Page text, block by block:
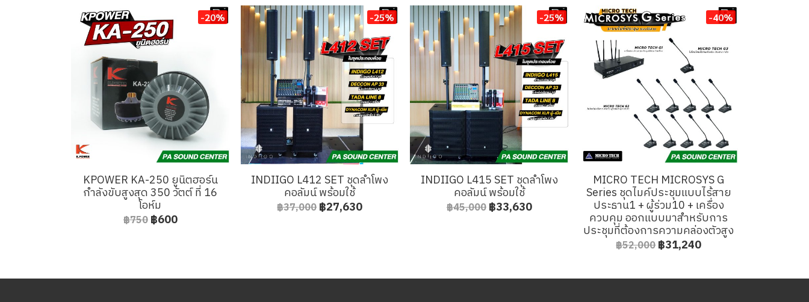
-20%
KPOWER KA-250 ยูนิตฮอร์น
กำลังขับสูงสุด 350 วัตต์ ที่ 16
โอห์ม
฿750฿600
-25%
INDIIGO L412 SET ชุดลำโพง
คอลัมน์ พร้อมใช้
฿37,000฿27,630
-25%
INDIIGO L415 SET ชุดลำโพง
คอลัมน์ พร้อมใช้
฿45,000฿33,630
-40%
MICRO TECH MICROSYS G
Series ชุดไมค์ประชุมแบบไร้สาย
ประธาน1 + ผู้ร่วม10 + เครื่อง
ควบคุม ออกแบบมาสำหรับการ
ประชุมที่ต้องการความคล่องตัวสูง
฿52,000฿31,240